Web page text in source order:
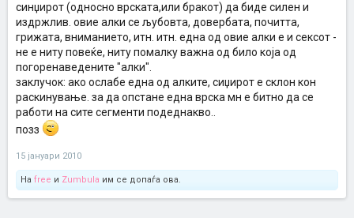
синџирот (односно врската,или бракот) да биде силен и
издржлив. овие алки се љубовта, довербата, почитта,
грижата, вниманието, итн. итн. една од овие алки е и сексот -
не е ниту повеќе, ниту помалку важна од било која од
погоренаведените "алки".
заклучок: ако ослабе една од алките, сиџирот е склон кон
раскинување. за да опстане една врска мн е битно да се
работи на сите сегменти подеднакво..
позз
15 јануари 2010
На free и Zumbula им се допаѓа ова.